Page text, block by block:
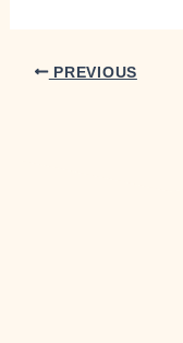
PREVIOUS